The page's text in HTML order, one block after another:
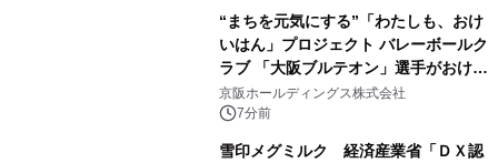
“まちを元気にする”「わたしも、おけ
いはん」プロジェクト バレーボールク
ラブ 「大阪ブルテオン」選手がおけい
はんに。
京阪ホールディングス株式会社
7分前
雪印メグミルク 経済産業省「ＤＸ認